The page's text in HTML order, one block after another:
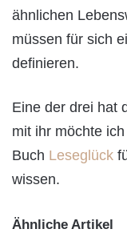
ähnlichen
müssen für sich
definieren.
Eine der drei hat
mit ihr möchte
Buch Leseglück
wissen.
Ähnliche Artikel